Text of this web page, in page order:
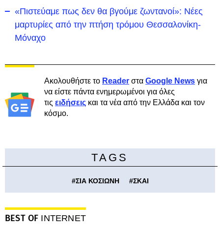
«Πιστεύαμε πως δεν θα βγούμε ζωντανοί»: Νέες
μαρτυρίες από την πτήση τρόμου Θεσσαλονίκη-
Μόναχο
Ακολουθήστε το Reader στα Google News για
να είστε πάντα ενημερωμένοι για όλες
τις ειδήσεις και τα νέα από την Ελλάδα και τον
κόσμο.
TAGS
#ΣΙΑ ΚΟΣΙΩΝΗ #ΣΚΑΙ
BEST OF INTERNET